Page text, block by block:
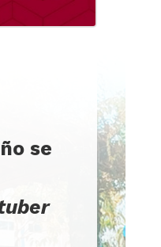
se